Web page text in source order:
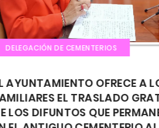
DE CEMENTERIOS
OFRECE A LOS
EL TRASLADO
DIFUNTOS QUE